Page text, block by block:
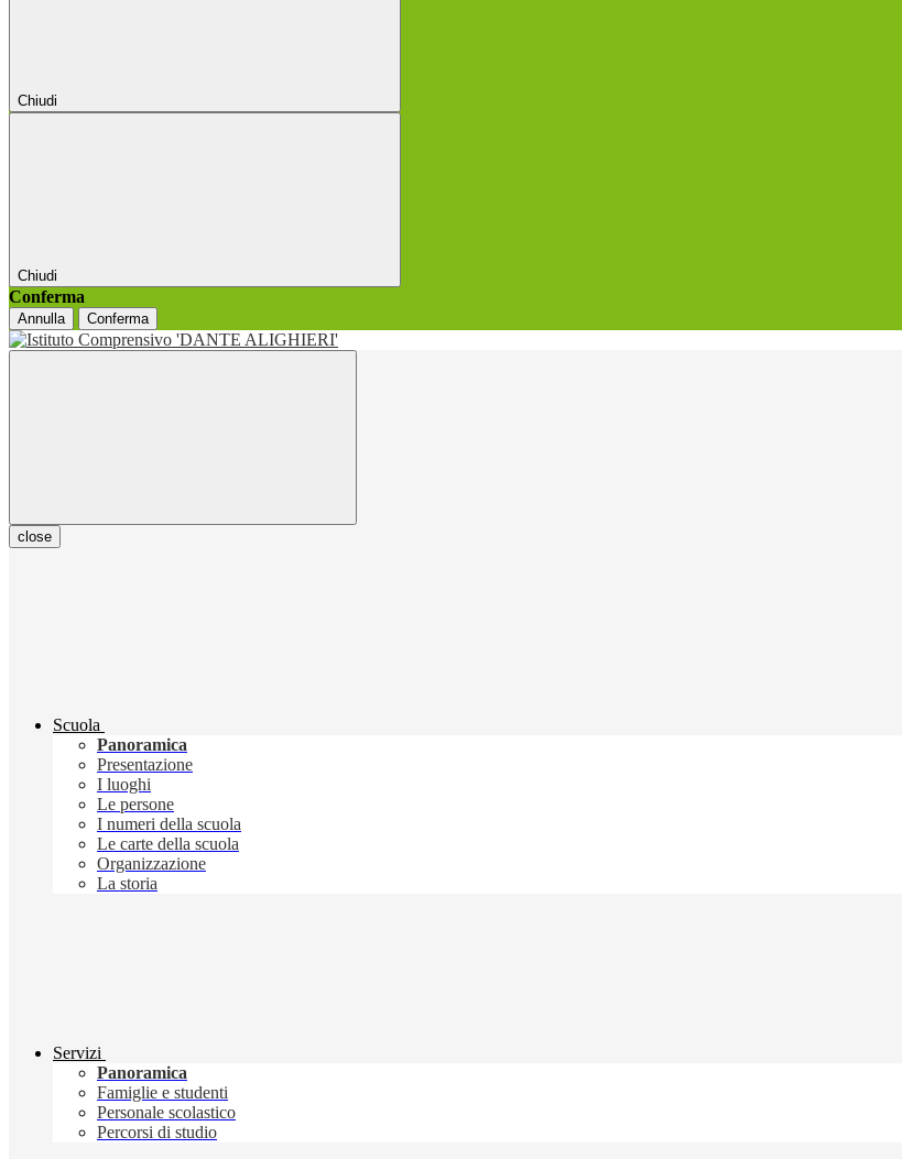
Chiudi
Chiudi
Conferma
Annulla Conferma
close
Scuola
Panoramica
Presentazione
I luoghi
Le persone
I numeri della scuola
Le carte della scuola
Organizzazione
La storia
Servizi
Panoramica
Famiglie e studenti
Personale scolastico
Percorsi di studio